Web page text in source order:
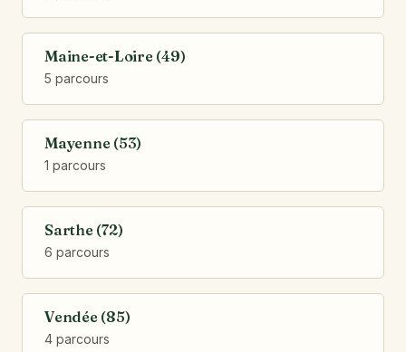
Maine-et-Loire (49)
5 parcours
Mayenne (53)
1 parcours
Sarthe (72)
6 parcours
Vendée (85)
4 parcours